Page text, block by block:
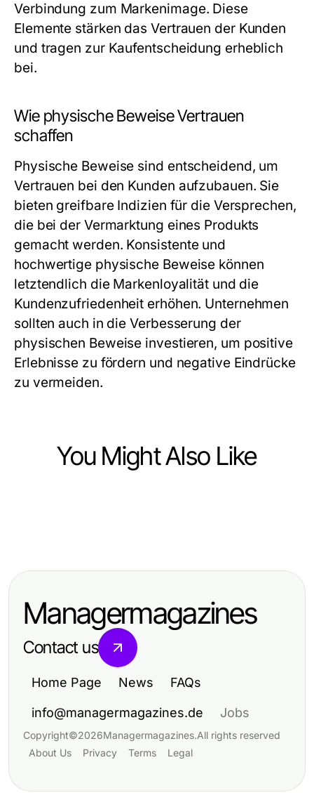
Verbindung zum Markenimage. Diese
Elemente stärken das Vertrauen der Kunden
und tragen zur Kaufentscheidung erheblich
bei.
Wie physische Beweise Vertrauen
schaffen
Physische Beweise sind entscheidend, um
Vertrauen bei den Kunden aufzubauen. Sie
bieten greifbare Indizien für die Versprechen,
die bei der Vermarktung eines Produkts
gemacht werden. Konsistente und
hochwertige physische Beweise können
letztendlich die Markenloyalität und die
Kundenzufriedenheit erhöhen. Unternehmen
sollten auch in die Verbesserung der
physischen Beweise investieren, um positive
Erlebnisse zu fördern und negative Eindrücke
zu vermeiden.
You Might Also Like
ideale Partner für Ihr sauberes Büro
Warum Catering Zürich besser ist
nächste Veranstaltung
Managermagazines
Contact us
Home Page News FAQs
info@managermagazines.de Jobs
Copyright©2026Managermagazines.All rights reserved
About Us
Privacy Terms Legal